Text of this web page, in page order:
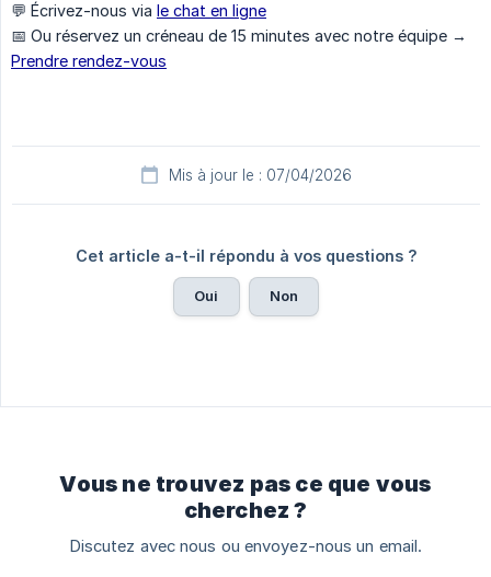
💬 Écrivez-nous via le chat en ligne
📅 Ou réservez un créneau de 15 minutes avec notre équipe →
Prendre rendez-vous
Mis à jour le : 07/04/2026
Cet article a-t-il répondu à vos questions ?
Oui Non
Vous ne trouvez pas ce que vous
cherchez ?
Discutez avec nous ou envoyez-nous un email.